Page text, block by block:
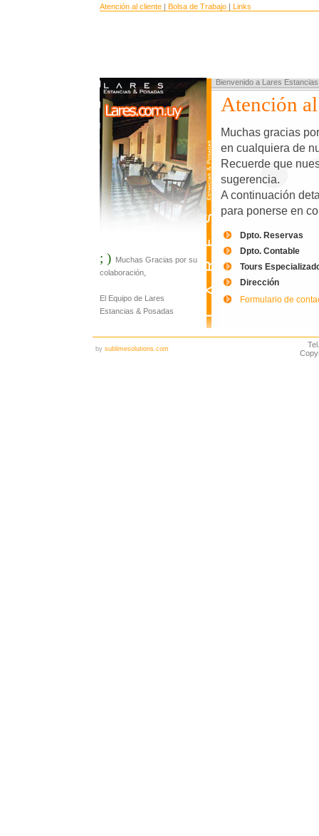
Atención al cliente | Bolsa de Trabajo | Links
; ) Muchas Gracias por su
colaboración,
El Equipo de Lares
Estancias & Posadas
Bienvenido a Lares
Atención
Muchas gracias
en cualquiera de
Recuerde que
sugerencia.
A continuación
para ponerse en
Dpto. Reservas
Dpto. Contable
Tours
Dirección
Formulario de
by sublimesolutions.com